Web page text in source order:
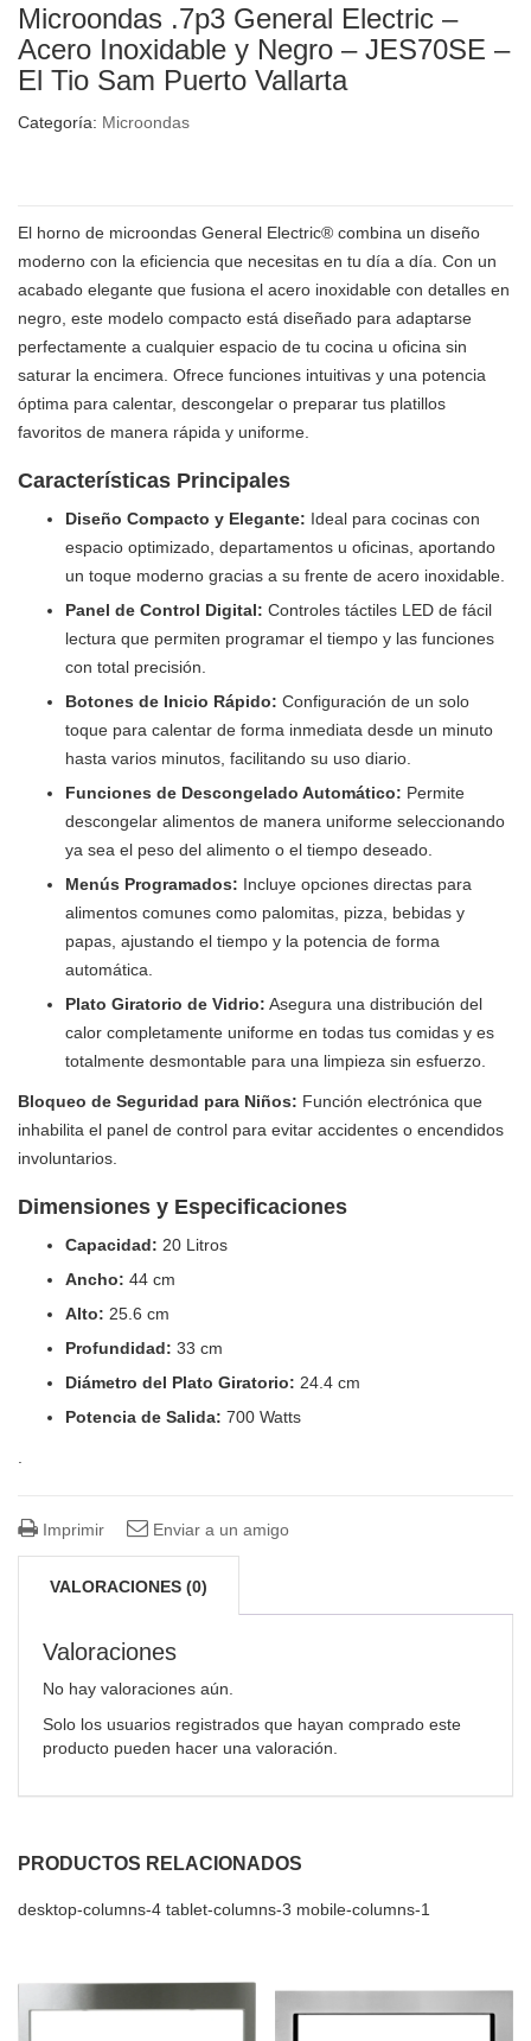
Microondas .7p3 General Electric –
Acero Inoxidable y Negro – JES70SE –
El Tio Sam Puerto Vallarta
Categoría: Microondas
El horno de microondas General Electric® combina un diseño
moderno con la eficiencia que necesitas en tu día a día. Con un
acabado elegante que fusiona el acero inoxidable con detalles en
negro, este modelo compacto está diseñado para adaptarse
perfectamente a cualquier espacio de tu cocina u oficina sin
saturar la encimera. Ofrece funciones intuitivas y una potencia
óptima para calentar, descongelar o preparar tus platillos
favoritos de manera rápida y uniforme.
Características Principales
Diseño Compacto y Elegante: Ideal para cocinas con
espacio optimizado, departamentos u oficinas, aportando
un toque moderno gracias a su frente de acero inoxidable.
Panel de Control Digital: Controles táctiles LED de fácil
lectura que permiten programar el tiempo y las funciones
con total precisión.
Botones de Inicio Rápido: Configuración de un solo
toque para calentar de forma inmediata desde un minuto
hasta varios minutos, facilitando su uso diario.
Funciones de Descongelado Automático: Permite
descongelar alimentos de manera uniforme seleccionando
ya sea el peso del alimento o el tiempo deseado.
Menús Programados: Incluye opciones directas para
alimentos comunes como palomitas, pizza, bebidas y
papas, ajustando el tiempo y la potencia de forma
automática.
Plato Giratorio de Vidrio: Asegura una distribución del
calor completamente uniforme en todas tus comidas y es
totalmente desmontable para una limpieza sin esfuerzo.
Bloqueo de Seguridad para Niños: Función electrónica que
inhabilita el panel de control para evitar accidentes o encendidos
involuntarios.
Dimensiones y Especificaciones
Capacidad: 20 Litros
Ancho: 44 cm
Alto: 25.6 cm
Profundidad: 33 cm
Diámetro del Plato Giratorio: 24.4 cm
Potencia de Salida: 700 Watts
Imprimir Enviar a un amigo
VALORACIONES (0)
Valoraciones
No hay valoraciones aún.
Solo los usuarios registrados que hayan comprado este
producto pueden hacer una valoración.
PRODUCTOS RELACIONADOS
desktop-columns-4 tablet-columns-3 mobile-columns-1